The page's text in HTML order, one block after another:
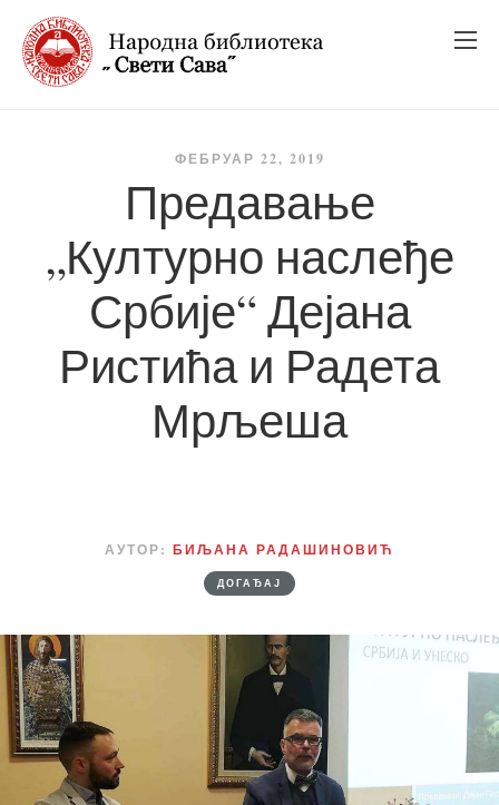
_
_
ФЕБРУАР 22, 2019
Предавање
„Културно наслеђе
Србије“ Дејана
Ристића и Радета
Мрљеша
АУТОР: БИЉАНА РАДАШИНОВИЋ
ДОГАЂАЈ